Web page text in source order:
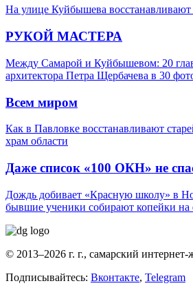
На улице Куйбышева восстанавливают
РУКОЙ МАСТЕРА
Между Самарой и Куйбышевом: 20
архитектора Петра Щербачева в 30
Всем миром
Как в Павловке восстанавливают
храм области
Даже список «100 ОКН» не
Дождь добивает «Красную школу» в
бывшие ученики собирают копейки на
© 2013–2026 г. г., самарский
Подписывайтесь: Вконтакте, Telegram